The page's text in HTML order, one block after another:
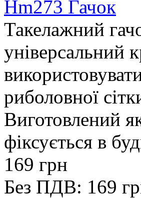
Hm273 Гачок
Такелажний
універсальний
риболовної
Виготовлений
фіксується в
169 грн
Без ПДВ: 169